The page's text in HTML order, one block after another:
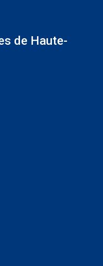
de Haute-